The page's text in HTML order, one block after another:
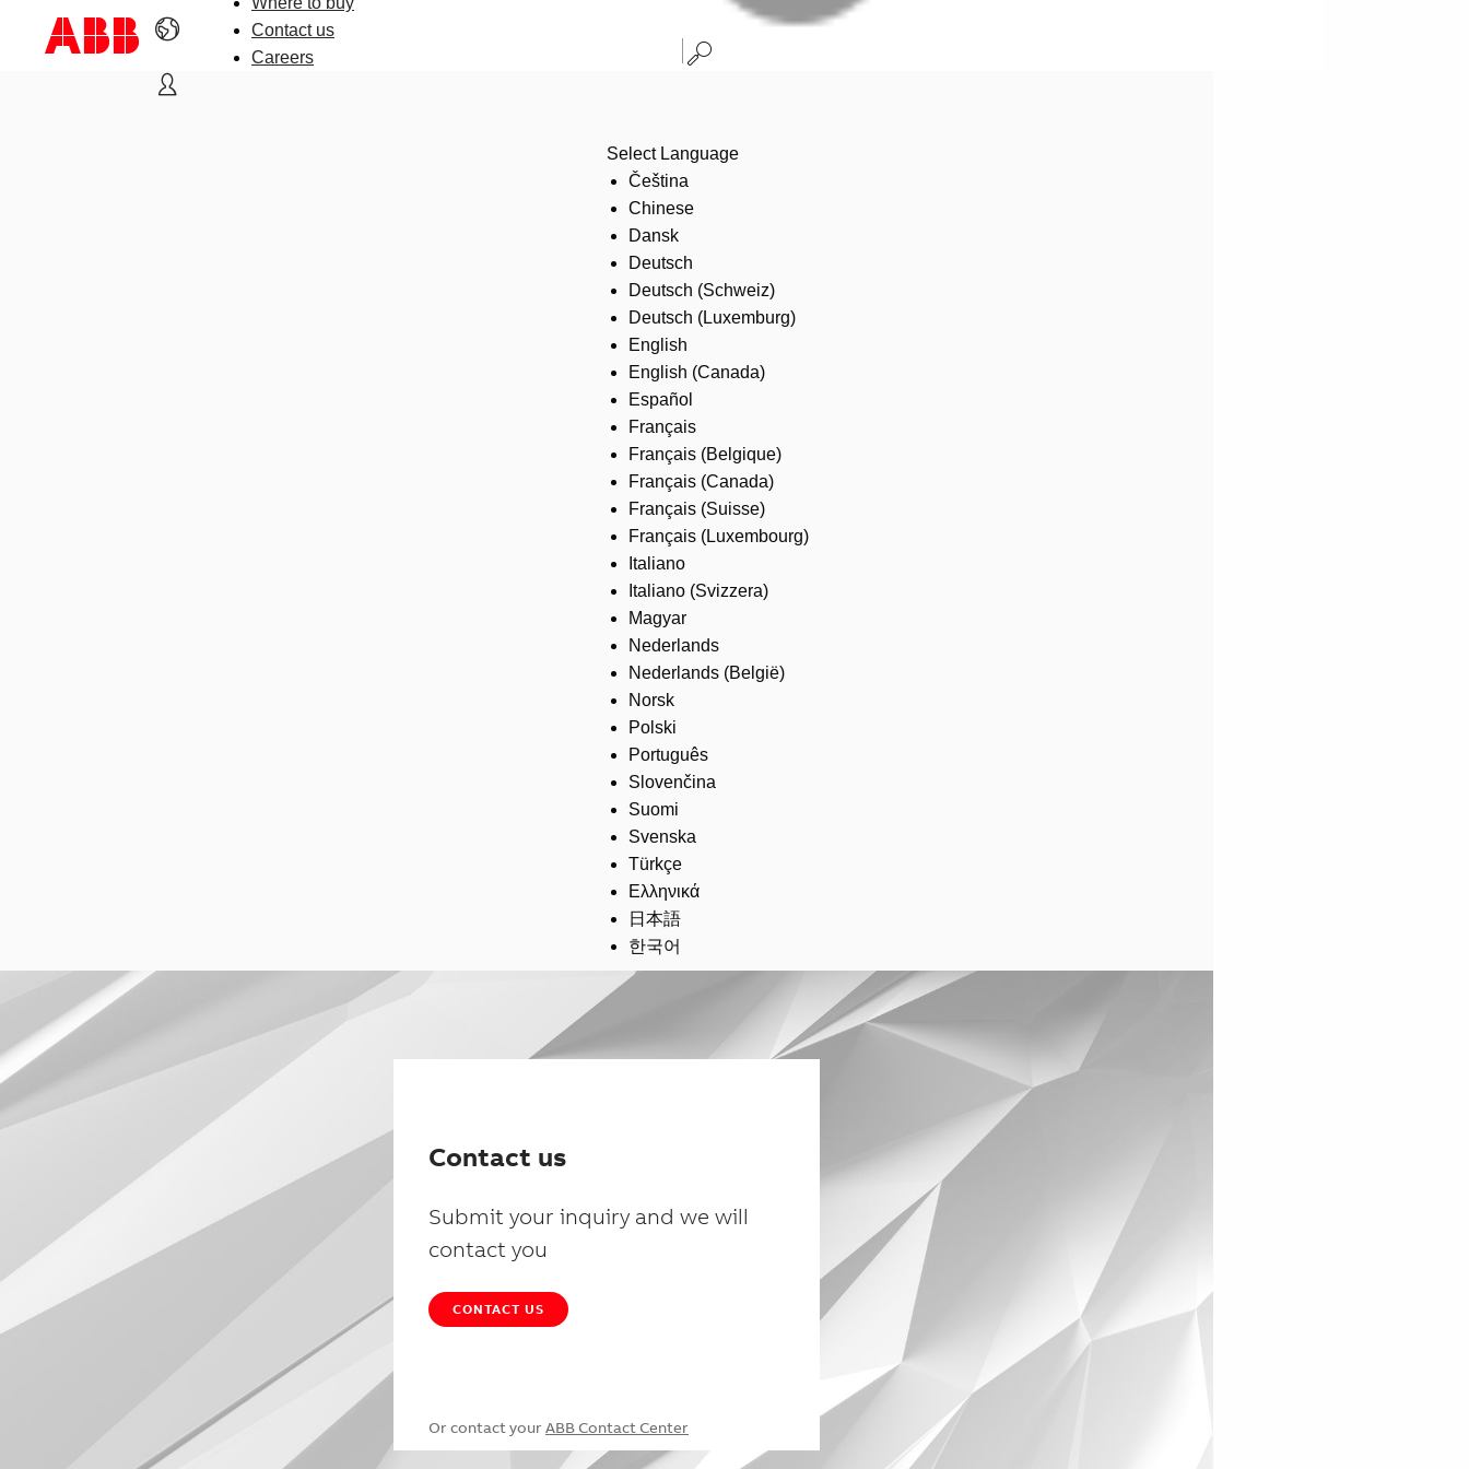
Contact us
Careers
Select Language
Čeština
Chinese
Dansk
Deutsch
Deutsch (Schweiz)
Deutsch (Luxemburg)
English
English (Canada)
Español
Français
Français (Belgique)
Français (Canada)
Français (Suisse)
Français (Luxembourg)
Italiano
Italiano (Svizzera)
Magyar
Nederlands
Nederlands (België)
Norsk
Polski
Português
Slovenčina
Suomi
Svenska
Türkçe
Ελληνικά
日本語
한국어
Contact us
Submit your inquiry and we will
contact you
CONTACT US
Or contact your ABB Contact Center